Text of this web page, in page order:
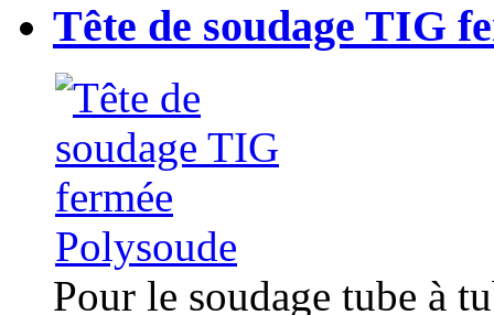
Tête de soudage TIG
Pour le soudage tube à